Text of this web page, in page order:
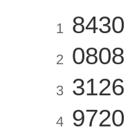
1 8430
2 0808
3 3126
4 9720